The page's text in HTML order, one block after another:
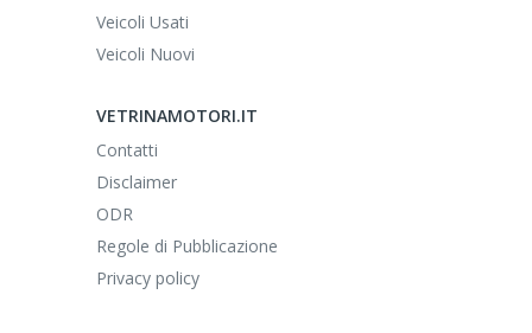
Veicoli Usati
Veicoli Nuovi
VETRINAMOTORI.IT
Contatti
Disclaimer
ODR
Regole di Pubblicazione
Privacy policy